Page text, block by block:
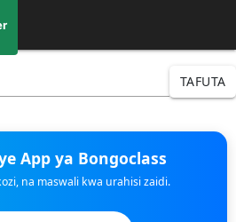
TAFUTA
App ya Bongoclass
na maswali kwa urahisi zaidi.